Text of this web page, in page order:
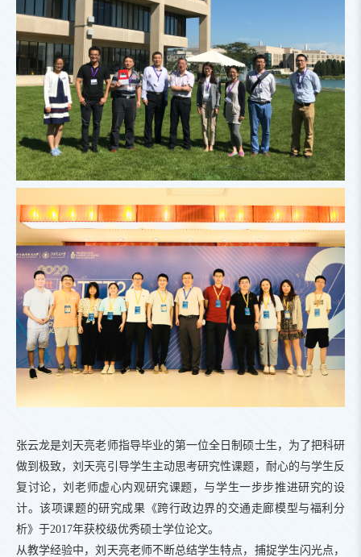
张云龙是刘天亮老师指导毕业的第一位全日制硕士生，为了把科研
做到极致，刘天亮引导学生主动思考研究性课题，耐心的与学生反
复讨论，刘老师虚心内观研究课题，与学生一步步推进研究的设
计。该项课题的研究成果《跨行政边界的交通走廊模型与福利分
析》于2017年获校级优秀硕士学位论文。
从教学经验中，刘天亮老师不断总结学生特点，捕捉学生闪光点，